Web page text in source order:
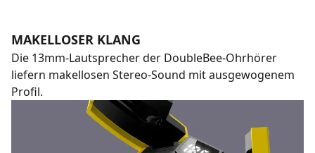
MAKELLOSER KLANG
Die 13mm-Lautsprecher der DoubleBee-Ohrhörer
liefern makellosen Stereo-Sound mit ausgewogenem
Profil.